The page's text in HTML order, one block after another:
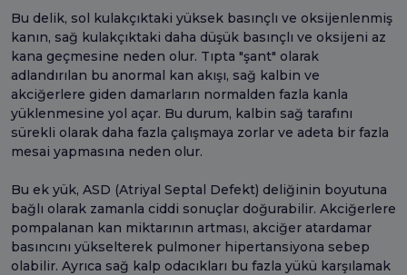
Bu delik, sol kulakçıktaki yüksek basınçlı ve oksijenlenmiş
kanın, sağ kulakçıktaki daha düşük basınçlı ve oksijeni az
kana geçmesine neden olur. Tıpta "şant" olarak
adlandırılan bu anormal kan akışı, sağ kalbin ve
akciğerlere giden damarların normalden fazla kanla
yüklenmesine yol açar. Bu durum, kalbin sağ tarafını
sürekli olarak daha fazla çalışmaya zorlar ve adeta bir fazla
mesai yapmasına neden olur.
Bu ek yük, ASD (Atriyal Septal Defekt) deliğinin boyutuna
bağlı olarak zamanla ciddi sonuçlar doğurabilir. Akciğerlere
pompalanan kan miktarının artması, akciğer atardamar
basıncını yükselterek pulmoner hipertansiyona sebep
olabilir. Ayrıca sağ kalp odacıkları bu fazla yükü karşılamak